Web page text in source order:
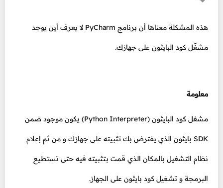
هذه المشكلة معناها أن برنامج PyCharm لا يعرف أين يوجد
مشغّل كود البايثون على جهازك.
معلومة
مشغل كود البايثون (Python Interpreter) يكون موجود ضمن
SDK بايثون الذي يفترض بك تثبيته على جهازك و من ثم إعلام
نظام التشغيل بالمكان الذي قمت بتثبيته فيه حتى تستطيع
البرمجة و تشغيل كود بايثون على الجهاز.